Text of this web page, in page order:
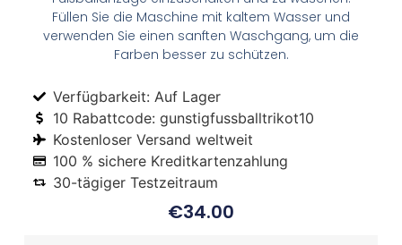
Füllen Sie die Maschine mit kaltem Wasser und
verwenden Sie einen sanften Waschgang, um die
Farben besser zu schützen.
Verfügbarkeit: Auf Lager
10 Rabattcode: gunstigfussballtrikot10
Kostenloser Versand weltweit
100 % sichere Kreditkartenzahlung
30-tägiger Testzeitraum
€34.00